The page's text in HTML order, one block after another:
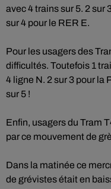
avec 4 trains sur 5. 2 sur
sur 4 pour le RER E.
Pour les usagers des
difficultés. Toutefois 1
4 ligne N. 2 sur 3 pour la
sur 5 !
Enfin, usagers du Tram
par ce mouvement de
Dans la matinée ce
de grévistes était en